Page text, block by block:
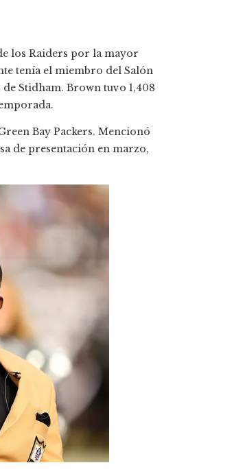
los Raiders por la mayor
tenía el miembro del Salón
Stidham. Brown tuvo 1,408
Bay Packers. Mencionó
de presentación en marzo,